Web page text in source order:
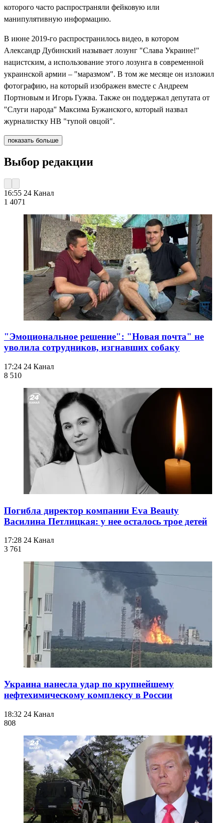
которого часто распространяли фейковую или
манипулятивную информацию.
В июне 2019-го распространилось видео, в котором
Александр Дубинский называет лозунг "Слава Украине!"
нацистским, а использование этого лозунга в современной
украинской армии – "маразмом". В том же месяце он изложил
фотографию, на который изображен вместе с Андреем
Портновым и Игорь Гужва. Также он поддержал депутата от
"Слуги народа" Максима Бужанского, который назвал
журналистку НВ "тупой овцой".
показать больше
Выбор редакции
16:55 24 Канал
1 4071
"Эмоциональное решение": "Новая почта" не
уволила сотрудников, изгнавших собаку
17:24 24 Канал
8 510
Погибла директор компании Eva Beauty
Василина Петлицкая: у нее осталось трое детей
17:28 24 Канал
3 761
Украина нанесла удар по крупнейшему
нефтехимическому комплексу в России
18:32 24 Канал
808